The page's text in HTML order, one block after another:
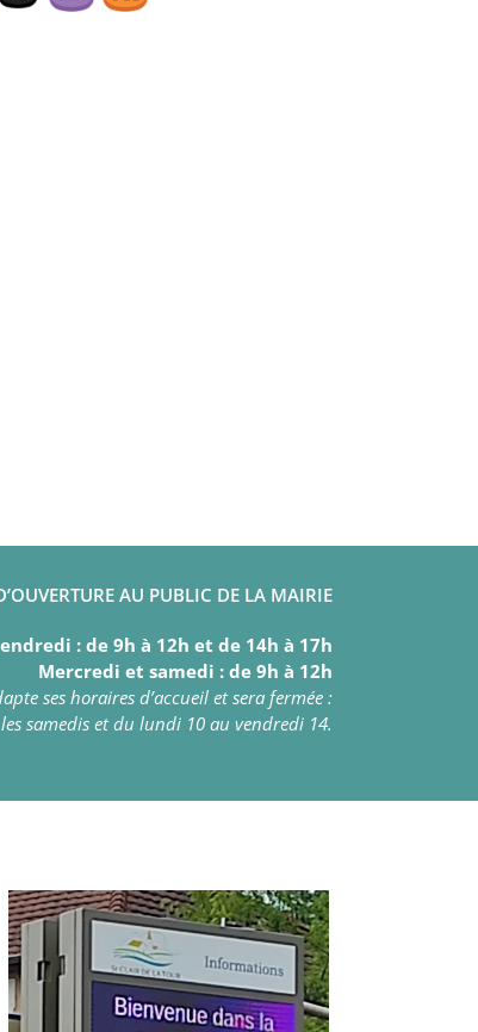
AU PUBLIC DE LA MAIRIE
: de 9h à 12h et de 14h à 17h
Mercredi et samedi : de 9h à 12h
ses horaires d’accueil et sera fermée :
les samedis et du lundi 10 au vendredi 14.